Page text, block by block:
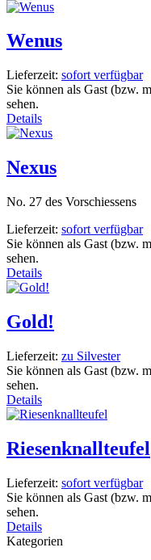
Wenus
Lieferzeit: sofort verfügbar
Sie können als Gast (bzw.
sehen.
Details
Nexus
No. 27 des Vorschiessens
Lieferzeit: sofort verfügbar
Sie können als Gast (bzw.
sehen.
Details
Gold!
Lieferzeit: zu Silvester
Sie können als Gast (bzw.
sehen.
Details
Riesenknallteufel
Lieferzeit: sofort verfügbar
Sie können als Gast (bzw.
sehen.
Details
Kategorien